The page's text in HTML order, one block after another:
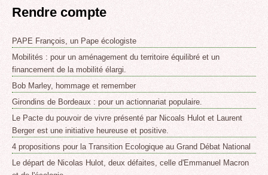
Rendre compte
PAPE François, un Pape écologiste
Mobilités : pour un aménagement du territoire équilibré et un
financement de la mobilité élargi.
Bob Marley, hommage et remember
Girondins de Bordeaux : pour un actionnariat populaire.
Le Pacte du pouvoir de vivre présenté par Nicoals Hulot et Laurent
Berger est une initiative heureuse et positive.
4 propositions pour la Transition Ecologique au Grand Débat National
Le départ de Nicolas Hulot, deux défaites, celle d'Emmanuel Macron